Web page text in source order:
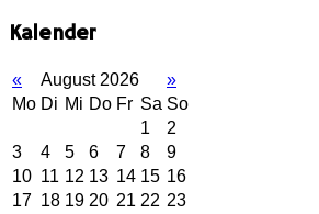
Kalender
« August 2026
»
Mo Di Mi Do Fr Sa So
1
2
3
4 5 6 7 8
9
10 11 12 13 14 15 16
17 18 19 20 21 22 23